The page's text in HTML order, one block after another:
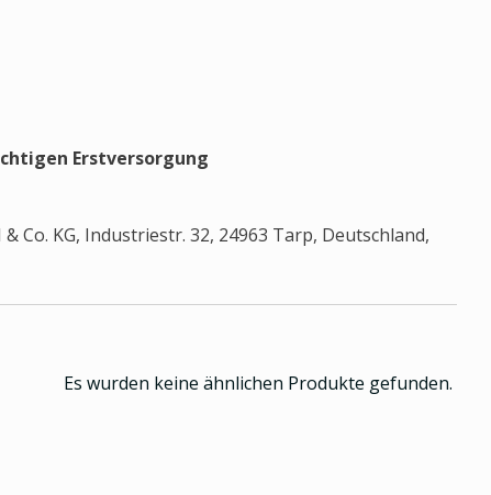
Erstversorgung
Co. KG, Industriestr. 32, 24963 Tarp, Deutschland,
Es wurden keine ähnlichen Produkte gefunden.